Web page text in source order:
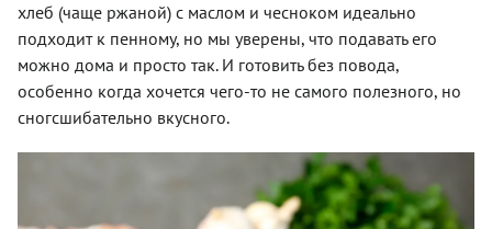
хлеб (чаще ржаной) с маслом и чесноком идеально
подходит к пенному, но мы уверены, что подавать его
можно дома и просто так. И готовить без повода,
особенно когда хочется чего-то не самого полезного, но
сногсшибательно вкусного.